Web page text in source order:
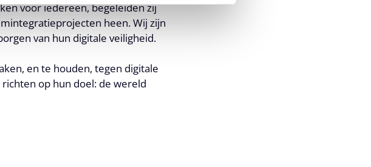
voor iedereen, begeleiden zij
heen. Wij zijn
van hun digitale veiligheid.
en te houden, tegen digitale
op hun doel: de wereld